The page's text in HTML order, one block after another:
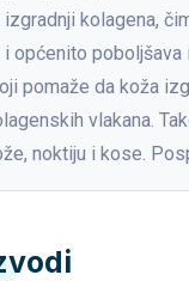
kolagena,
općenito
pomaže da koža
vlakana.
noktiju i kose.